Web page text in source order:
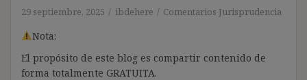
29 septiembre, 2025 ibdehere Comentarios Jurisprudencia
Nota:
El propósito de este blog es compartir contenido de
forma totalmente GRATUITA.